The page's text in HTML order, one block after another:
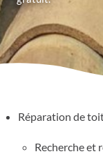
Réparation de
Recherche et